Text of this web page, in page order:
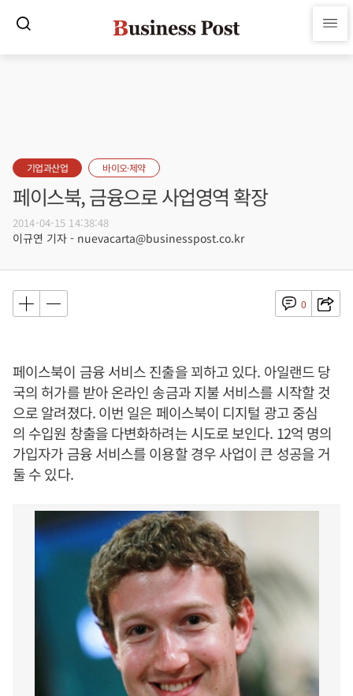
기업과산업 바이오·제약
페이스북, 금융으로 사업영역 확장
2014-04-15 14:38:48
이규연 기자 - nuevacarta@businesspost.co.kr
0
페이스북이 금융 서비스 진출을 꾀하고 있다. 아일랜드 당
국의 허가를 받아 온라인 송금과 지불 서비스를 시작할 것
으로 알려졌다. 이번 일은 페이스북이 디지털 광고 중심
의 수입원 창출을 다변화하려는 시도로 보인다. 12억 명의
가입자가 금융 서비스를 이용할 경우 사업이 큰 성공을 거
둘 수 있다.